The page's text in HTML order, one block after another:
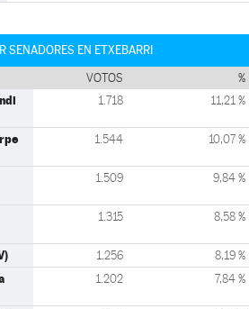
SENADORES EN ETXEBARRI
VOTOS %
1.718 11,21 %
1.544 10,07 %
1.509 9,84 %
1.315 8,58 %
1.256 8,19 %
1.202 7,84 %